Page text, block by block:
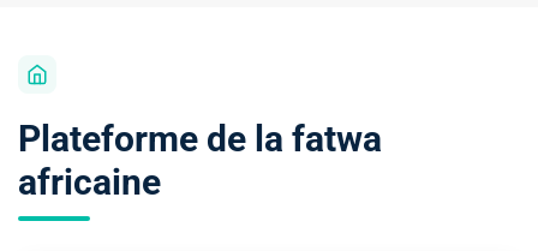
Plateforme de la fatwa
africaine